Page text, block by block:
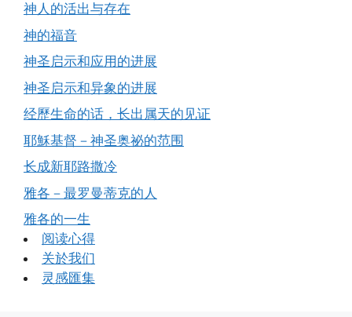
神人的活出与存在
神的福音
神圣启示和应用的进展
神圣启示和异象的进展
经歷生命的话，长出属天的见证
耶穌基督－神圣奥祕的范围
长成新耶路撒冷
雅各－最罗曼蒂克的人
雅各的一生
阅读心得
关於我们
灵感匯集